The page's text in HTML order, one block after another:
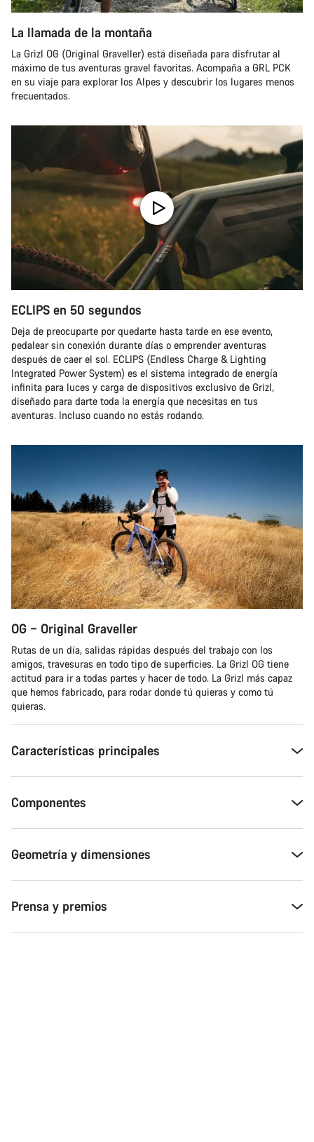
La llamada de la montaña
La Grizl OG (Original Graveller) está diseñada para disfrutar al
máximo de tus aventuras gravel favoritas. Acompaña a GRL PCK
en su viaje para explorar los Alpes y descubrir los lugares menos
frecuentados.
ECLIPS en 50 segundos
Deja de preocuparte por quedarte hasta tarde en ese evento,
pedalear sin conexión durante días o emprender aventuras
después de caer el sol. ECLIPS (Endless Charge & Lighting
Integrated Power System) es el sistema integrado de energía
infinita para luces y carga de dispositivos exclusivo de Grizl,
diseñado para darte toda la energía que necesitas en tus
aventuras. Incluso cuando no estás rodando.
OG – Original Graveller
Rutas de un día, salidas rápidas después del trabajo con los
amigos, travesuras en todo tipo de superficies. La Grizl OG tiene
actitud para ir a todas partes y hacer de todo. La Grizl más capaz
que hemos fabricado, para rodar donde tú quieras y como tú
quieras.
Características principales
Componentes
Geometría y dimensiones
Prensa y premios